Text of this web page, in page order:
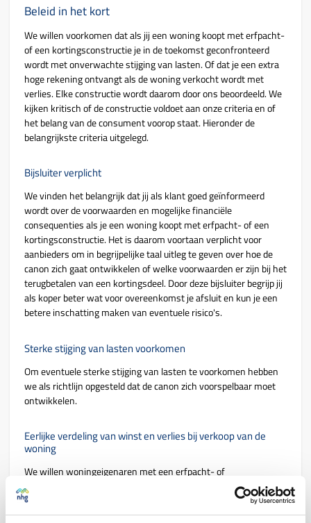
Beleid in het kort
We willen voorkomen dat als jij een woning koopt met erfpacht-
of een kortingsconstructie je in de toekomst geconfronteerd
wordt met onverwachte stijging van lasten. Of dat je een extra
hoge rekening ontvangt als de woning verkocht wordt met
verlies. Elke constructie wordt daarom door ons beoordeeld. We
kijken kritisch of de constructie voldoet aan onze criteria en of
het belang van de consument voorop staat. Hieronder de
belangrijkste criteria uitgelegd.
Bijsluiter verplicht
We vinden het belangrijk dat jij als klant goed geïnformeerd
wordt over de voorwaarden en mogelijke financiële
consequenties als je een woning koopt met erfpacht- of een
kortingsconstructie. Het is daarom voortaan verplicht voor
aanbieders om in begrijpelijke taal uitleg te geven over hoe de
canon zich gaat ontwikkelen of welke voorwaarden er zijn bij het
terugbetalen van een kortingsdeel. Door deze bijsluiter begrijp jij
als koper beter wat voor overeenkomst je afsluit en kun je een
betere inschatting maken van eventuele risico's.
Sterke stijging van lasten voorkomen
Om eventuele sterke stijging van lasten te voorkomen hebben
we als richtlijn opgesteld dat de canon zich voorspelbaar moet
ontwikkelen.
Eerlijke verdeling van winst en verlies bij verkoop van de
woning
We willen woningeigenaren met een erfpacht- of
kortingsconstructie beschermen tegen een oneerlijke verdeling
bij verkoop van de woning. Als criteria is daarom opgenomen dat
de verdeling van winst over waardeontwikkeling gelijk moet zijn